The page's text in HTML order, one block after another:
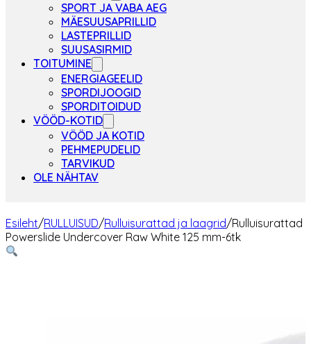
SPORT JA VABA AEG
MÄESUUSAPRILLID
LASTEPRILLID
SUUSASIRMID
TOITUMINE
ENERGIAGEELID
SPORDIJOOGID
SPORDITOIDUD
VÖÖD-KOTID
VÖÖD JA KOTID
PEHMEPUDELID
TARVIKUD
OLE NÄHTAV
Esileht/RULLUISUD/Rulluisurattad ja laagrid/Rulluisurattad
Powerslide Undercover Raw White 125 mm-6tk